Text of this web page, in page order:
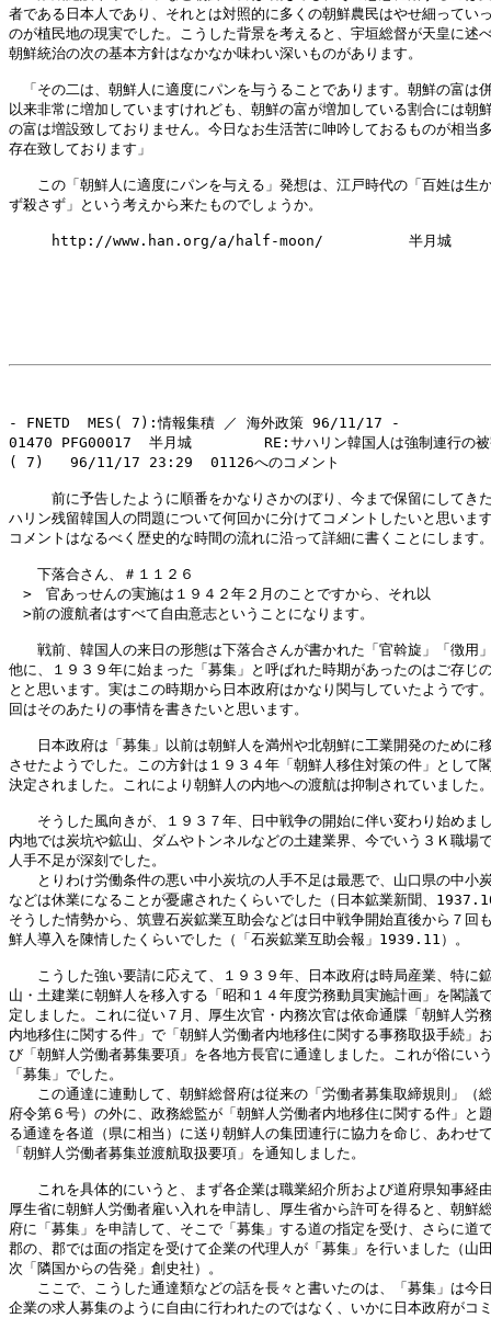
者である日本人であり、それとは対照的に多くの朝鮮農民はやせ細ってい
のが植民地の現実でした。こうした背景を考えると、宇垣総督が天皇に述
朝鮮統治の次の基本方針はなかなか味わい深いものがあります。
「その二は、朝鮮人に適度にパンを与うることであります。朝鮮の富は
以来非常に増加していますけれども、朝鮮の富が増加している割合には朝
の富は増設致しておりません。今日なお生活苦に呻吟しておるものが相当
存在致しております」
この「朝鮮人に適度にパンを与える」発想は、江戸時代の「百姓は生
ず殺さず」という考えから来たものでしょうか。
http://www.han.org/a/half-moon/　　　　　　半月城
- FNETD  MES( 7):情報集積 ／ 海外政策 96/11/17 -
01470 PFG00017  半月城     　　RE:サハリン韓国人は強制連行の被
( 7)   96/11/17 23:29  01126へのコメント
前に予告したように順番をかなりさかのぼり、今まで保留にしてき
ハリン残留韓国人の問題について何回かに分けてコメントしたいと思いま
コメントはなるべく歴史的な時間の流れに沿って詳細に書くことにします
下落合さん、＃１１２６
>　官あっせんの実施は１９４２年２月のことですから、それ以
>前の渡航者はすべて自由意志ということになります。
戦前、韓国人の来日の形態は下落合さんが書かれた「官斡旋」「徴用
他に、１９３９年に始まった「募集」と呼ばれた時期があったのはご存じ
とと思います。実はこの時期から日本政府はかなり関与していたようです
回はそのあたりの事情を書きたいと思います。
日本政府は「募集」以前は朝鮮人を満州や北朝鮮に工業開発のために
させたようでした。この方針は１９３４年「朝鮮人移住対策の件」として
決定されました。これにより朝鮮人の内地への渡航は抑制されていました
そうした風向きが、１９３７年、日中戦争の開始に伴い変わり始めま
内地では炭坑や鉱山、ダムやトンネルなどの土建業界、今でいう３Ｋ職場
人手不足が深刻でした。
とりわけ労働条件の悪い中小炭坑の人手不足は最悪で、山口県の中小
などは休業になることが憂慮されたくらいでした（日本鉱業新聞、
そうした情勢から、筑豊石炭鉱業互助会などは日中戦争開始直後から７回
鮮人導入を陳情したくらいでした（「石炭鉱業互助会報」1939.11）。
こうした強い要請に応えて、１９３９年、日本政府は時局産業、特に
山・土建業に朝鮮人を移入する「昭和１４年度労務動員実施計画」を閣議
定しました。これに従い７月、厚生次官・内務次官は依命通牒「朝鮮人労
内地移住に関する件」で「朝鮮人労働者内地移住に関する事務取扱手続」
び「朝鮮人労働者募集要項」を各地方長官に通達しました。これが俗にい
「募集」でした。
この通達に連動して、朝鮮総督府は従来の「労働者募集取締規則」（
府令第６号）の外に、政務総監が「朝鮮人労働者内地移住に関する件」と
る通達を各道（県に相当）に送り朝鮮人の集団連行に協力を命じ、あわせ
「朝鮮人労働者募集並渡航取扱要項」を通知しました。
これを具体的にいうと、まず各企業は職業紹介所および道府県知事経
厚生省に朝鮮人労働者雇い入れを申請し、厚生省から許可を得ると、朝鮮
府に「募集」を申請して、そこで「募集」する道の指定を受け、さらに道
郡の、郡では面の指定を受けて企業の代理人が「募集」を行いました（山
次「隣国からの告発」創史社）。
ここで、こうした通達類などの話を長々と書いたのは、「募集」は今
企業の求人募集のように自由に行われたのではなく、いかに日本政府がコ